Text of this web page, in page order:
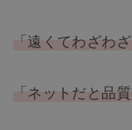
「遠くてわざわ
「ネットだと品